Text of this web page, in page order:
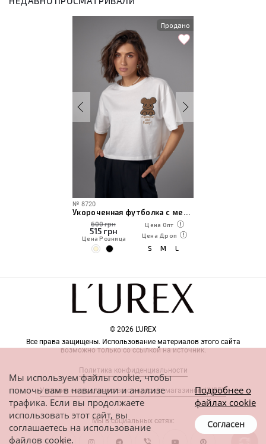
Продано
№ 8720
Укороченная футболка с медвежонком и надписью Awesome and Funny
600 грн
515грн
Цена Розница
Цена Опт
Цена Дроп
S M L
© 2026 L'UREX
Все права защищены. Использование материалов этого сайта
возможно только со ссылкой на источник.
Политика конфиденциальности
Условия сотрудничества с интернет-магазином L'UREX
Мы в социальных сетях:
Мы используем файлы cookie, чтобы
помочь вам в навигации и анализе
трафика. Если вы продолжаете
использовать этот сайт, вы
соглашаетесь на использование
файлов cookie.
Подробнее о
файлах cookie
Согласен